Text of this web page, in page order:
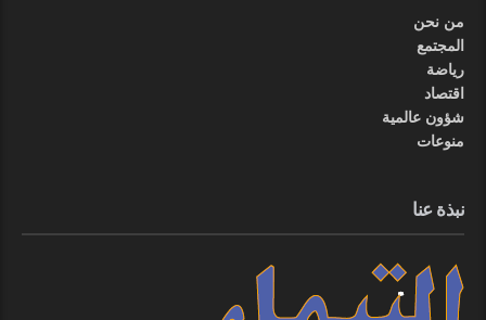
من نحن
المجتمع
رياضة
اقتصاد
شؤون عالمية
منوعات
نبذة عنا